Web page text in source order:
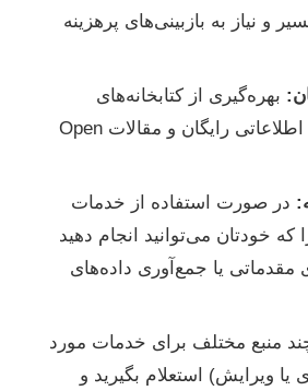
و نیاز به بازبینی‌های پرهزینه
بهره‌گیری از کتابخانه‌های
دانشگاهی، پایگاه‌های اطلاعاتی رایگان و مقالات Open
در صورت استفاده از خدمات
خودتان می‌توانید انجام دهید
یا جمع‌آوری داده‌های
منبع مختلف برای خدمات مورد
یا ویرایش) استعلام بگیرید و